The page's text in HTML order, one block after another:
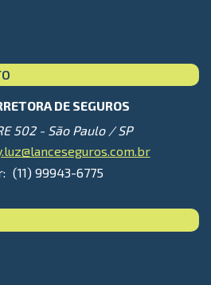
DE SEGUROS
502 - São Paulo / SP
(11) 99943-6775